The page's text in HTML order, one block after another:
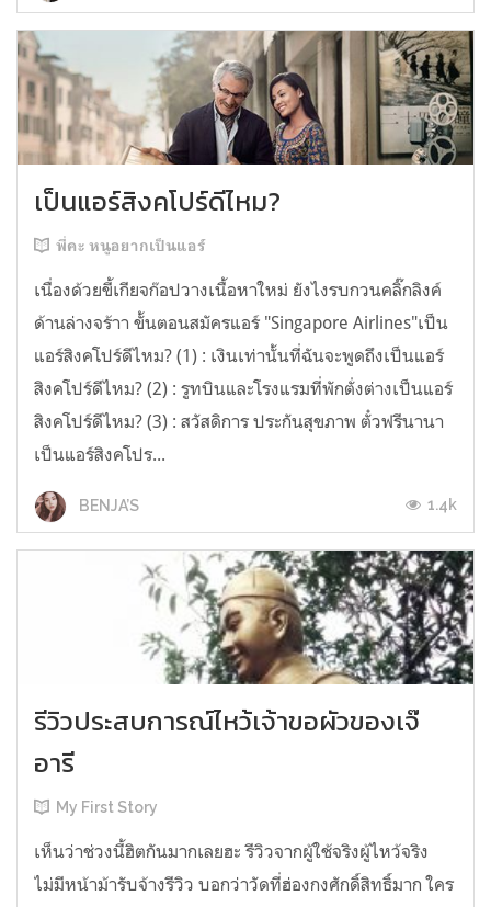
เป็นแอร์สิงคโปร์ดีไหม?
พี่คะ หนูอยากเป็นแอร์
เนื่องด้วยขี้เกียจก๊อปวางเนื้อหาใหม่ ยังไงรบกวนคลิ๊กลิงค์
ด้านล่างจร้าา ขั้นตอนสมัครแอร์ "Singapore Airlines"เป็น
แอร์สิงคโปร์ดีไหม? (1) : เงินเท่านั้นที่ฉันจะพูดถึงเป็นแอร์
สิงคโปร์ดีไหม? (2) : รูทบินและโรงแรมที่พักตั่งต่างเป็นแอร์
สิงคโปร์ดีไหม? (3) : สวัสดิการ ประกันสุขภาพ ตั๋วฟรีนานา
เป็นแอร์สิงคโปร...
BENJA’S 1.4k
รีวิวประสบการณ์ไหว้เจ้าขอผัวของเจ๊
อารี
My First Story
เห็นว่าช่วงนี้ฮิตกันมากเลยฮะ รีวิวจากผู้ใช้จริงผู้ไหว้จริง
ไม่มีหน้าม้ารับจ้างรีวิว บอกว่าวัดที่ฮ่องกงศักดิ์สิทธิ์มาก ใคร